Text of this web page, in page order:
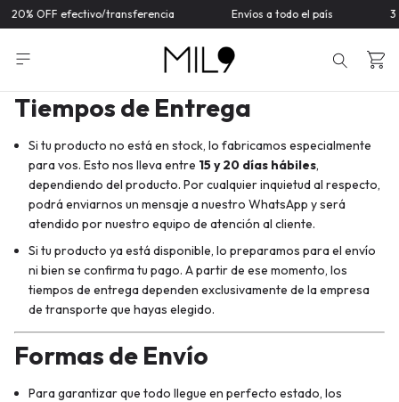
20% OFF efectivo/transferencia Envíos a todo el país 3
Tiempos de Entrega
Si tu producto no está en stock, lo fabricamos especialmente
para vos. Esto nos lleva entre 15 y 20 días hábiles,
dependiendo del producto. Por cualquier inquietud al respecto,
podrá enviarnos un mensaje a nuestro WhatsApp y será
atendido por nuestro equipo de atención al cliente.
Si tu producto ya está disponible, lo preparamos para el envío
ni bien se confirma tu pago. A partir de ese momento, los
tiempos de entrega dependen exclusivamente de la empresa
de transporte que hayas elegido.
Formas de Envío
Para garantizar que todo llegue en perfecto estado, los